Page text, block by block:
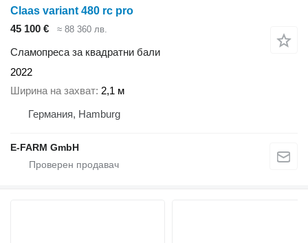
Claas variant 480 rc pro
45 100 €
≈ 88 360 лв.
Сламопреса за квадратни бали
2022
Ширина на захват 2,1 м
Германия, Hamburg
E-FARM GmbH